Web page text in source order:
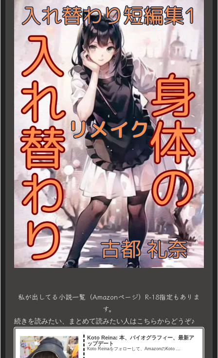
私が出してる小説一覧（Amazonページ）R-18指定もありま
す。
続きを読みたい、まとめて読みたい人はこちらからどうぞ♪
Koto Reina: 本、バイオグラフィー、最新ア
ップデート
Koto Reinaをフォローして、AmazonのKoto ...